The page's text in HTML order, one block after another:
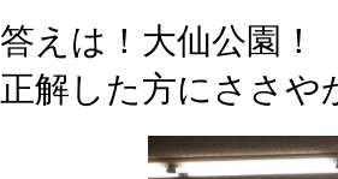
答えは！大仙公園！
正解した方にささや